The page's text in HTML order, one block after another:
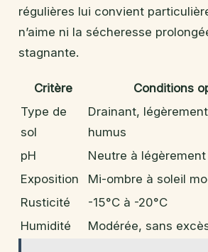
régulières lui convient
n’aime ni la sécheresse
stagnante.
Critère
Conditions
Type de
sol
Drainant,
humus
pH
Neutre à
Exposition
Mi-ombre à soleil
Rusticité
-15°C à -20°C
Humidité
Modérée, sans